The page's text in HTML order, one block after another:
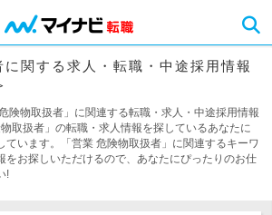
関する求人・転職・中途採用情報
険物取扱者」に関連する転職・求人・中途採用情報
取扱者」の転職・求人情報を探しているあなたに
ています。「営業 危険物取扱者」に関連するキーワ
をお探しいただけるので、あなたにぴったりのお仕
!